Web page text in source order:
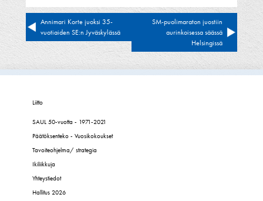
Artikkelien
selaus
Annimari Korte juoksi 35-
vuotiaiden SE:n Jyväskylässä
SM-puolimaraton juostiin
aurinkoisessa säässä
Helsingissä
Liitto
SAUL 50-vuotta - 1971-2021
Päätöksenteko - Vuosikokoukset
Tavoiteohjelma/ strategia
Ikiliikkuja
Yhteystiedot
Hallitus 2026